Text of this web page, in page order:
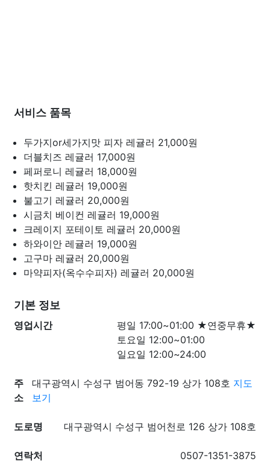
서비스 품목
두가지or세가지맛 피자 레귤러 21,000원
더블치즈 레귤러 17,000원
페퍼로니 레귤러 18,000원
핫치킨 레귤러 19,000원
불고기 레귤러 20,000원
시금치 베이컨 레귤러 19,000원
크레이지 포테이토 레귤러 20,000원
하와이안 레귤러 19,000원
고구마 레귤러 20,000원
마약피자(옥수수피자) 레귤러 20,000원
기본 정보
영업시간
평일 17:00~01:00 ★연중무휴★
토요일 12:00~01:00
일요일 12:00~24:00
주
소
대구광역시 수성구 범어동 792-19 상가 108호 지도
보기
도로명 대구광역시 수성구 범어천로 126 상가 108호
연락처 0507-1351-3875